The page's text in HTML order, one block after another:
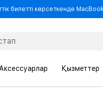
билетті көрсеткенде
Аксессуарлар Қызметтер